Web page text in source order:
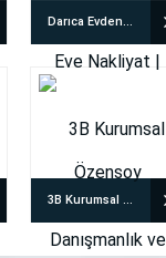
Darıca Evden Eve Nakliyat | Özensoy Bayramoğlu
3B Kurumsal Danışmanlık ve İnsan Kaynakları Ltd. Şti.